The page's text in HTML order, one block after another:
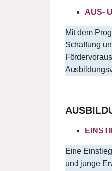
AUS-
Mit dem
Schaffung
Eine
und junge